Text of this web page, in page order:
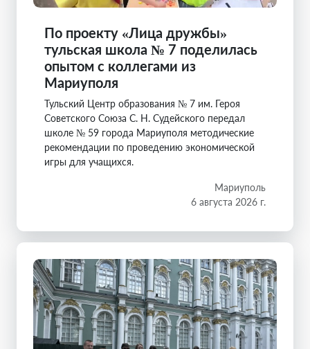
По проекту «Лица дружбы»
тульская школа № 7 поделилась
опытом с коллегами из
Мариуполя
Тульский Центр образования № 7 им. Героя
Советского Союза С. Н. Судейского передал
школе № 59 города Мариуполя методические
рекомендации по проведению экономической
игры для учащихся.
Мариуполь
6 августа 2026 г.